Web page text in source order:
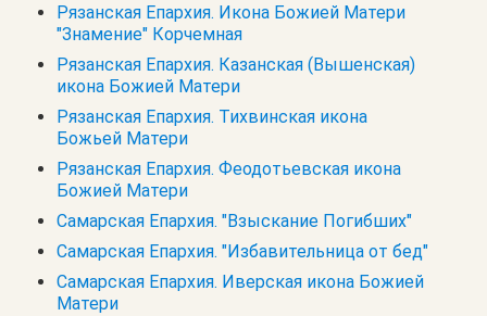
Рязанская Епархия. Икона Божией Матери
"Знамение" Корчемная
Рязанская Епархия. Казанская (Вышенская)
икона Божией Матери
Рязанская Епархия. Тихвинская икона
Божьей Матери
Рязанская Епархия. Феодотьевская икона
Божией Матери
Самарская Епархия. "Взыскание Погибших"
Самарская Епархия. "Избавительница от бед"
Самарская Епархия. Иверская икона Божией
Матери